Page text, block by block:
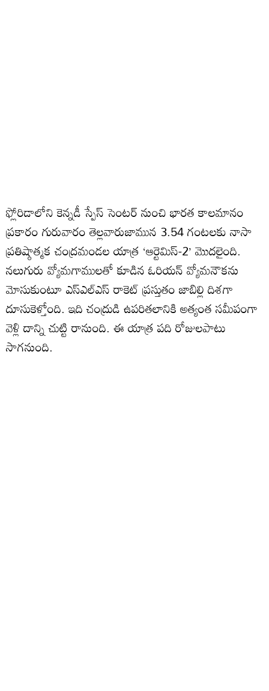
ఫ్లోరిడాలోని కెన్నడీ స్పేస్‌ సెంటర్‌ నుంచి భారత కాలమానం
ప్రకారం గురువారం తెల్లవారుజామున 3.54 గంటలకు నాసా
ప్రతిష్ఠాత్మక చంద్రమండల యాత్ర ‘ఆర్టెమిస్‌-2’ మొదలైంది.
నలుగురు వ్యోమగాములతో కూడిన ఓరియన్‌ వ్యోమనౌకను
మోసుకుంటూ ఎస్‌ఎల్‌ఎస్‌ రాకెట్‌ ప్రస్తుతం జాబిల్లి దిశగా
దూసుకెళ్తోంది. ఇది చంద్రుడి ఉపరితలానికి అత్యంత సమీపంగా
వెళ్లి దాన్ని చుట్టి రానుంది. ఈ యాత్ర పది రోజులపాటు
సాగనుంది.